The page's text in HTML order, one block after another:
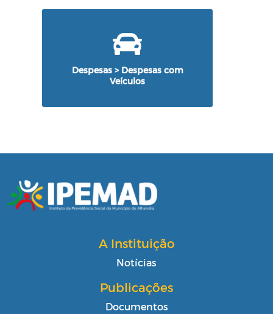
Despesas > Despesas com
Veículos
A Instituição
Notícias
Publicações
Documentos